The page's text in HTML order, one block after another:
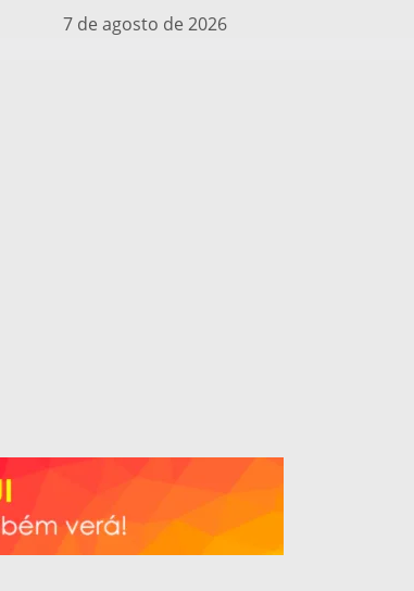
7 de agosto de 2026